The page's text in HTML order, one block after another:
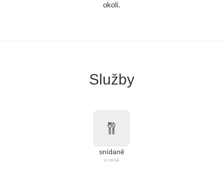
okolí.
Služby
snídaně
v ceně